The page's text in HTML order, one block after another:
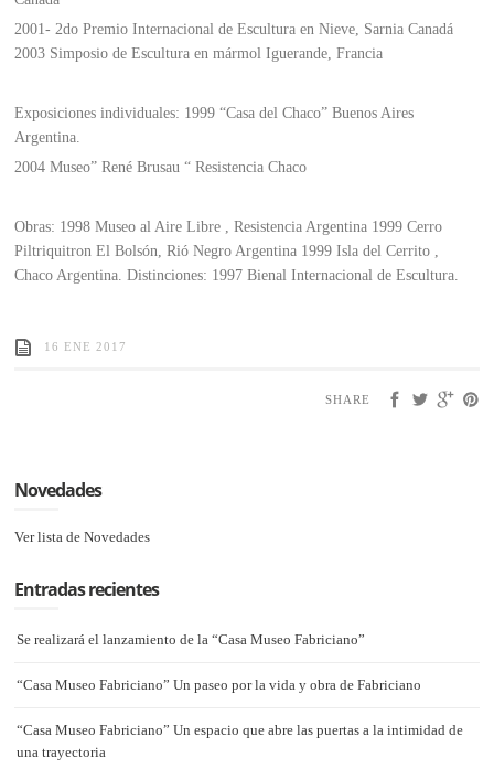
2001- 2do Premio Internacional de Escultura en Nieve, Sarnia Canadá
2003 Simposio de Escultura en mármol Iguerande, Francia
Exposiciones individuales: 1999 “Casa del Chaco” Buenos Aires
Argentina.
2004 Museo” René Brusau “ Resistencia Chaco
Obras: 1998 Museo al Aire Libre , Resistencia Argentina 1999 Cerro
Piltriquitron El Bolsón, Rió Negro Argentina 1999 Isla del Cerrito ,
Chaco Argentina. Distinciones: 1997 Bienal Internacional de Escultura.
16 ENE 2017
SHARE
Novedades
Ver lista de Novedades
Entradas recientes
Se realizará el lanzamiento de la “Casa Museo Fabriciano”
“Casa Museo Fabriciano” Un paseo por la vida y obra de Fabriciano
“Casa Museo Fabriciano” Un espacio que abre las puertas a la intimidad de
una trayectoria